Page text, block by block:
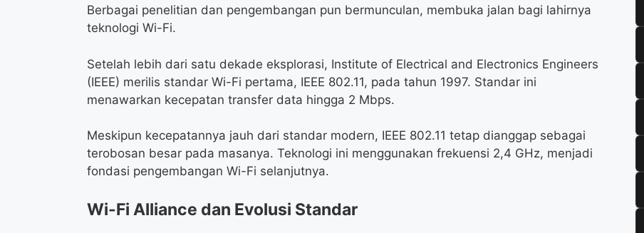
Berbagai penelitian dan pengembangan pun bermunculan, membuka jalan bagi lahirnya
teknologi Wi-Fi.
Setelah lebih dari satu dekade eksplorasi, Institute of Electrical and Electronics Engineers
(IEEE) merilis standar Wi-Fi pertama, IEEE 802.11, pada tahun 1997. Standar ini
menawarkan kecepatan transfer data hingga 2 Mbps.
Meskipun kecepatannya jauh dari standar modern, IEEE 802.11 tetap dianggap sebagai
terobosan besar pada masanya. Teknologi ini menggunakan frekuensi 2,4 GHz, menjadi
fondasi pengembangan Wi-Fi selanjutnya.
Wi-Fi Alliance dan Evolusi Standar